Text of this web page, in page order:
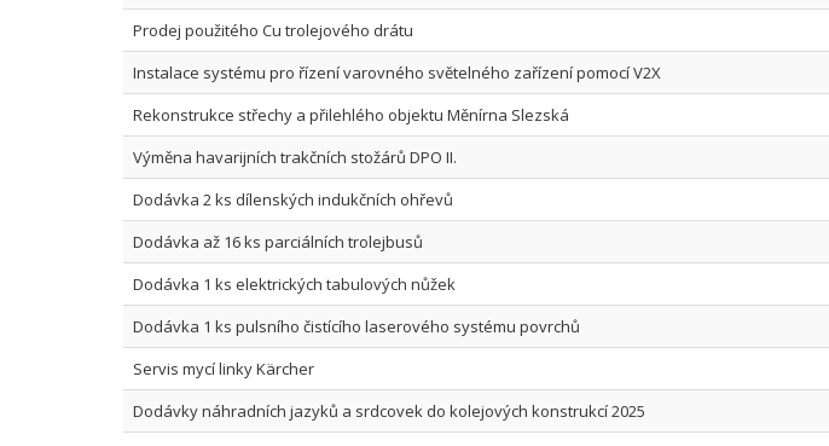
Prodej použitého Cu trolejového drátu
Instalace systému pro řízení varovného světelného zařízení pomocí V2X
Rekonstrukce střechy a přilehlého objektu Měnírna Slezská
Výměna havarijních trakčních stožárů DPO II.
Dodávka 2 ks dílenských indukčních ohřevů
Dodávka až 16 ks parciálních trolejbusů
Dodávka 1 ks elektrických tabulových nůžek
Dodávka 1 ks pulsního čistícího laserového systému povrchů
Servis mycí linky Kärcher
Dodávky náhradních jazyků a srdcovek do kolejových konstrukcí 2025